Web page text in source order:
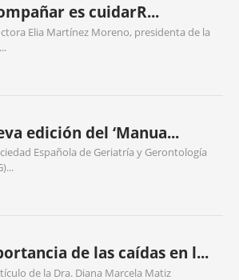
es cuidarR...
Elia Martínez Moreno, presidenta de la
edición del ‘Manua...
Española de Geriatría y Gerontología
de las caídas en l...
de la Dra. Diana Marcela Matiz